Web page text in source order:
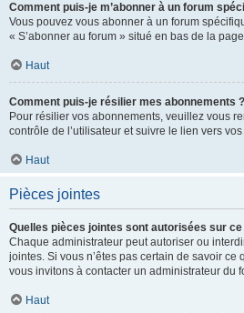
Comment puis-je m’abonner à un forum
Vous pouvez vous abonner à un forum
« S’abonner au forum » situé en bas de la
Haut
Comment puis-je résilier mes abonnements ?
Pour résilier vos abonnements, veuillez vous
contrôle de l’utilisateur et suivre le lien vers
Haut
Pièces jointes
Quelles pièces jointes sont autorisées sur
Chaque administrateur peut autoriser ou
jointes. Si vous n’êtes pas certain de savoir ce
vous invitons à contacter un administrateur du
Haut